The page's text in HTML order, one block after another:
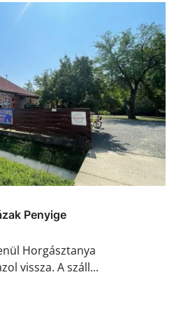
Penyige
Horgásztanya
vissza. A száll...